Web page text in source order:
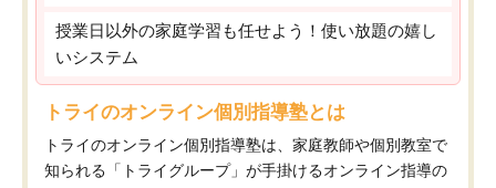
授業日以外の家庭学習も任せよう！使い放題の嬉し
いシステム
トライのオンライン個別指導塾とは
トライのオンライン個別指導塾は、家庭教師や個別教室で
知られる「トライグループ」が手掛けるオンライン指導の